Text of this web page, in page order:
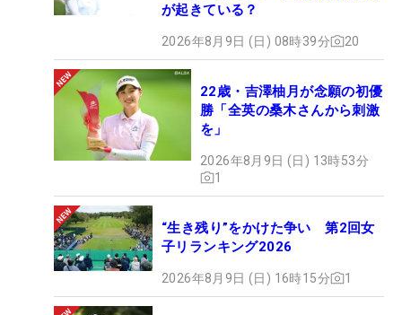
が起きている？
2026年8月9日 (日) 08時39分 20
22歳・吉澤柚月が念願の初優
勝「全英の桑木さんから刺激
を」
2026年8月9日 (日) 13時53分
1
“生き残り”をかけた争い 第2回女
子リランキング2026
2026年8月9日 (日) 16時15分 1